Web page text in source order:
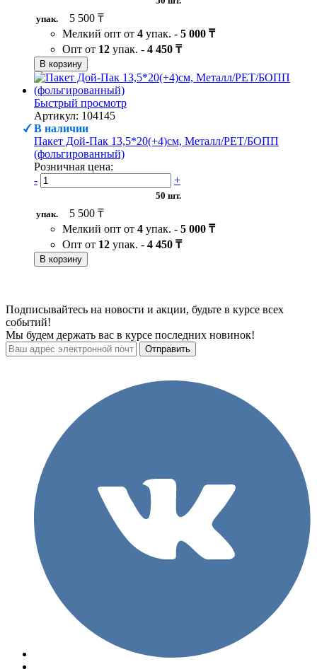
упак.
5 500 ₸
Мелкий опт от 4 упак. - 5 000 ₸
Опт от 12 упак. - 4 450 ₸
В корзину
Быстрый просмотр
Артикул: 104145
В наличии
Пакет Дой-Пак 13,5*20(+4)см, Металл/PET/БОПП
(фольгированный)
Розничная цена:
-
+
50 шт.
упак.
5 500 ₸
Мелкий опт от 4 упак. - 5 000 ₸
Опт от 12 упак. - 4 450 ₸
В корзину
Подписывайтесь на новости и акции, будьте в курсе всех
событий!
Мы будем держать вас в курсе последних новинок!